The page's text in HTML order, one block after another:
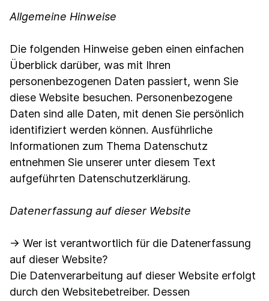
Allgemeine Hinweise
Die folgenden Hinweise geben einen einfachen
Überblick darüber, was mit Ihren
personenbezogenen Daten passiert, wenn Sie
diese Website besuchen. Personenbezogene
Daten sind alle Daten, mit denen Sie persönlich
identifiziert werden können. Ausführliche
Informationen zum Thema Datenschutz
entnehmen Sie unserer unter diesem Text
aufgeführten Datenschutzerklärung.
Datenerfassung auf dieser Website
→ Wer ist verantwortlich für die Datenerfassung
auf dieser Website?
Die Datenverarbeitung auf dieser Website erfolgt
durch den Websitebetreiber. Dessen